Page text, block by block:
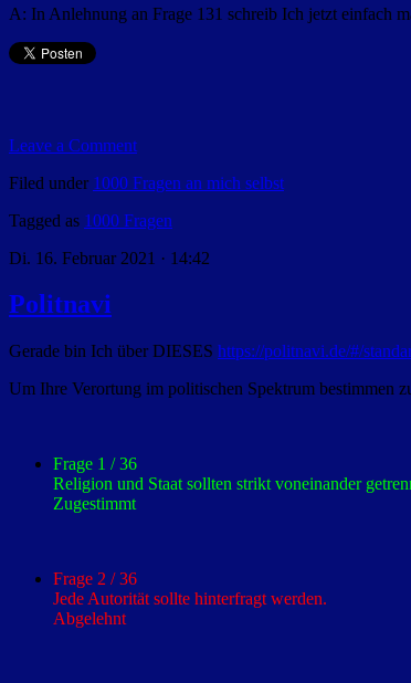
A: In Anlehnung an Frage 131 schreib Ich jetzt einfach
Leave a Comment
Filed under 1000 Fragen an mich selbst
Tagged as 1000 Fragen
Di. 16. Februar 2021 · 14:42
Politnavi
Gerade bin Ich über DIESES https://politnavi.de/#/
Um Ihre Verortung im politischen Spektrum bestimmen
Frage 1 / 36
Religion und Staat sollten strikt voneinander
Zugestimmt
Frage 2 / 36
Jede Autorität sollte hinterfragt werden.
Abgelehnt